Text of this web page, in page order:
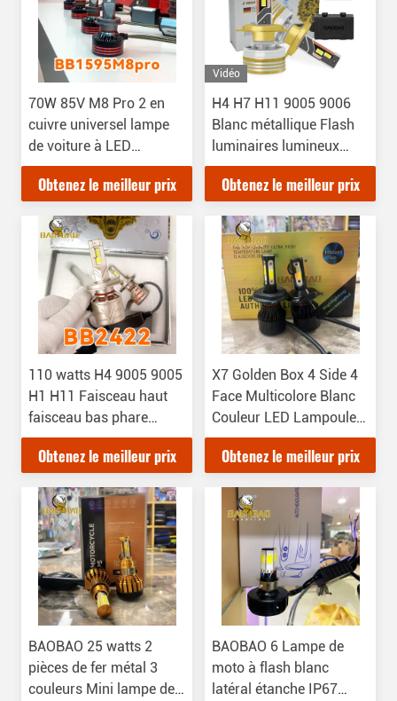
70W 85V M8 Pro 2 en
cuivre universel lampe
de voiture à LED
ampoule haute
luminosité
Obtenez le meilleur prix
Vidéo
H4 H7 H11 9005 9006
Blanc métallique Flash
luminaires lumineux
phares LED Parties
automobiles
Obtenez le meilleur prix
110 watts H4 9005 9005
H1 H11 Faisceau haut
faisceau bas phare
phare automobile
ampoule pièces
en aluminium
Obtenez le meilleur prix
X7 Golden Box 4 Side 4
Face Multicolore Blanc
Couleur LED Lampoule
de phare ampoule de
moto Auxiliaires de
de rechange de moteur
Obtenez le meilleur prix
BAOBAO 25 watts 2
pièces de fer métal 3
couleurs Mini lampe de
BAOBAO 6 Lampe de
moto à flash blanc
latéral étanche IP67